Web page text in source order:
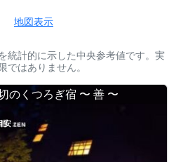
地図表示
統計的に示した中央参考値です。実
はありません。
のくつろぎ宿 〜 善 〜
安